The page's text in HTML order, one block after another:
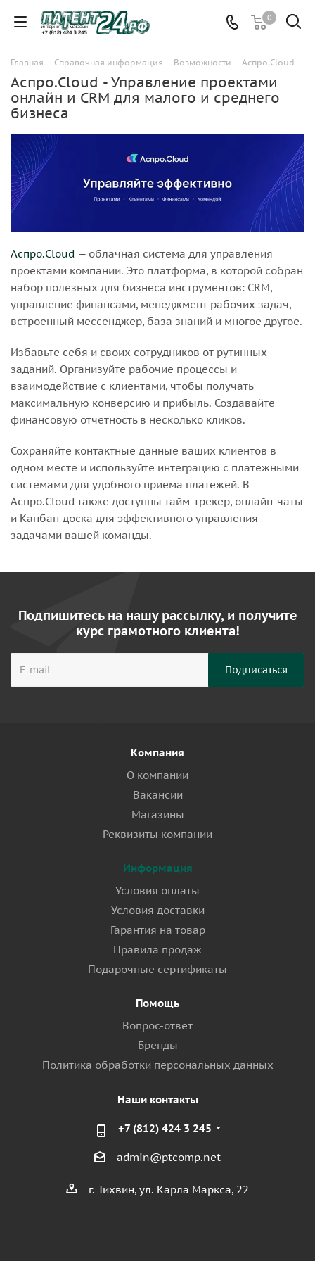
0
Главная - Справочная информация - Возможности - Аспро.Cloud
Аспро.Cloud - Управление проектами
онлайн и CRM для малого и среднего
бизнеса
Аспро.Cloud — облачная система для управления
проектами компании. Это платформа, в которой собран
набор полезных для бизнеса инструментов: CRM,
управление финансами, менеджмент рабочих задач,
встроенный мессенджер, база знаний и многое другое.
Избавьте себя и своих сотрудников от рутинных
заданий. Организуйте рабочие процессы и
взаимодействие с клиентами, чтобы получать
максимальную конверсию и прибыль. Создавайте
финансовую отчетность в несколько кликов.
Сохраняйте контактные данные ваших клиентов в
одном месте и используйте интеграцию с платежными
системами для удобного приема платежей. В
Аспро.Cloud также доступны тайм-трекер, онлайн-чаты
и Канбан-доска для эффективного управления
задачами вашей команды.
Подпишитесь на нашу рассылку, и получите
курс грамотного клиента!
Компания
О компании
Вакансии
Магазины
Реквизиты компании
Информация
Условия оплаты
Условия доставки
Гарантия на товар
Правила продаж
Подарочные сертификаты
Помощь
Вопрос-ответ
Бренды
Политика обработки персональных данных
Наши контакты
+7 (812) 424 3 245
admin@ptcomp.net
г. Тихвин, ул. Карла Маркса, 22